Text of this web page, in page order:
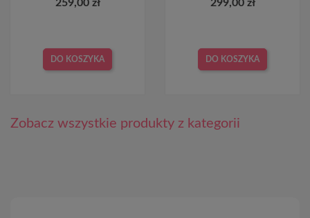
259,00 zł
DO KOSZYKA
299,00 zł
DO KOSZYKA
Zobacz wszystkie produkty z kategorii